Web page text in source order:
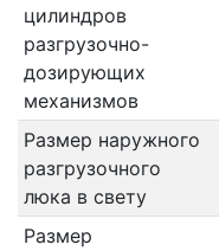
цилиндров
разгрузочно-
дозирующих
механизмов
Размер наружного
разгрузочного
люка в свету
Размер